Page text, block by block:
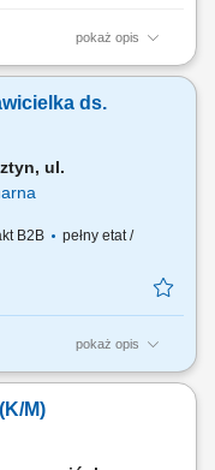
pokaż opis
klientów oraz relacji
w formie online
sprzedażowych przy
ds.
ul.
B2B
pełny etat /
pokaż opis
biznesu przy wsparciu
M)